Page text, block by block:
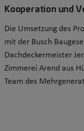
Kooperation und
Die Umsetzung des
mit der Busch
Dachdeckermeister
Zimmerei Arend aus
Team des